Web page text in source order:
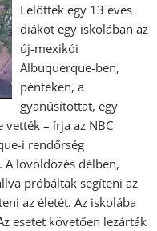
Lelőttek egy 13 éves
diákot egy iskolában az
új-mexikói
Albuquerque-ben,
pénteken, a
gyanúsítottat, egy
– írja az NBC
i rendőrség
lövöldözés délben,
próbáltak segíteni az
az életét. Az iskolába
esetet követően lezárták